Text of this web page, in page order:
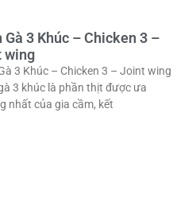
Gà 3 Khúc – Chicken 3 –
wing
3 Khúc – Chicken 3 – Joint wing
3 khúc là phần thịt được ưa
nhất của gia cầm, kết